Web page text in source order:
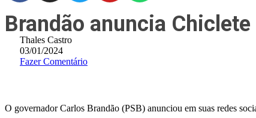
Brandão anuncia
Thales Castro
03/01/2024
Fazer Comentário
O governador Carlos Brandão (PSB) anunciou em suas redes